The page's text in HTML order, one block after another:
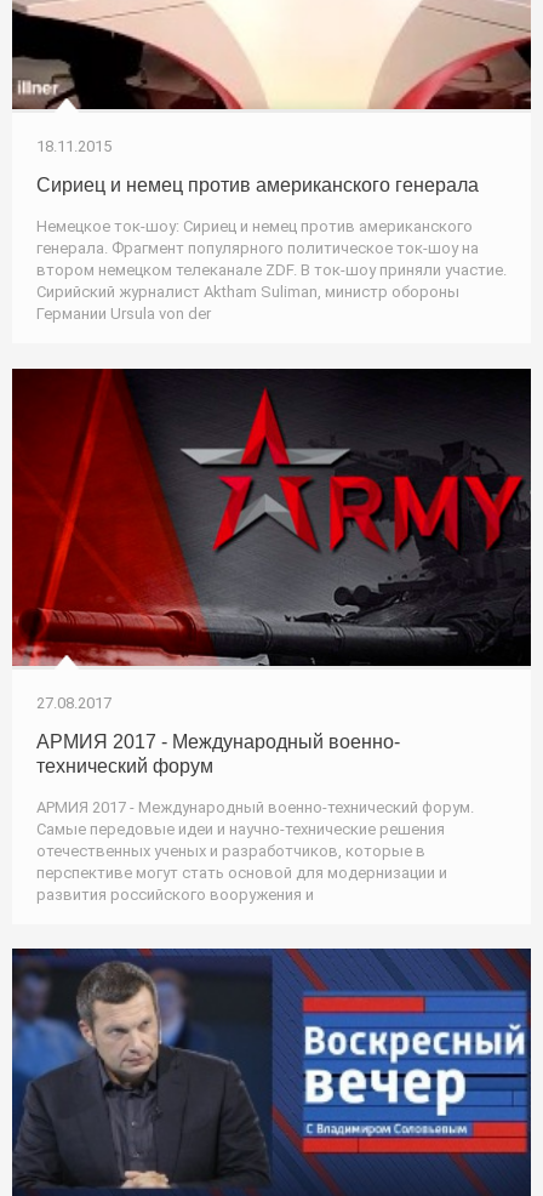
18.11.2015
Сириец и немец против американского генерала
Немецкое ток-шоу: Сириец и немец против американского
генерала. Фрагмент популярного политическое ток-шоу на
втором немецком телеканале ZDF. В ток-шоу приняли участие.
Сирийский журналист Aktham Suliman, министр обороны
Германии Ursula von der
27.08.2017
АРМИЯ 2017 - Международный военно-
технический форум
АРМИЯ 2017 - Международный военно-технический форум.
Самые передовые идеи и научно-технические решения
отечественных ученых и разработчиков, которые в
перспективе могут стать основой для модернизации и
развития российского вооружения и